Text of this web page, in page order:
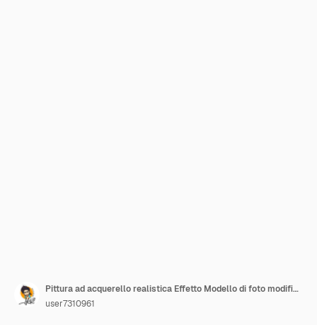
Pittura ad acquerello realistica Effetto Modello di foto modificabile
user7310961